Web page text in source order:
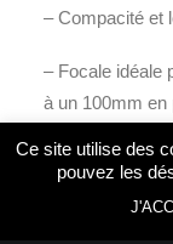
– Compacité et
– Focale idéale
à un 100mm en
Ce site utilise des
pouvez les